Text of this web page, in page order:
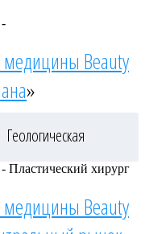
медицины Beauty
»
Геологическая
Пластический хирург
медицины Beauty